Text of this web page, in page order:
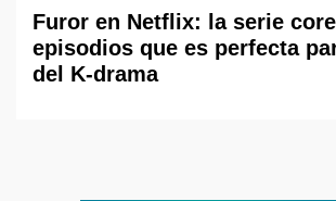
Furor en Netflix: la serie
episodios que es perfecta
del K-drama